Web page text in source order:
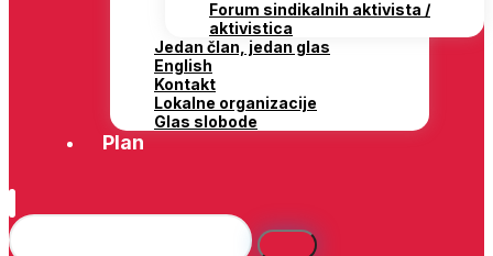
Forum sindikalnih aktivista /
aktivistica
Jedan član, jedan glas
English
Kontakt
Lokalne organizacije
Glas slobode
Plan